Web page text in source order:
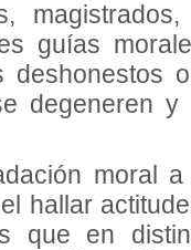
guías
deshonestos
degeneren
moral
hallar
que en